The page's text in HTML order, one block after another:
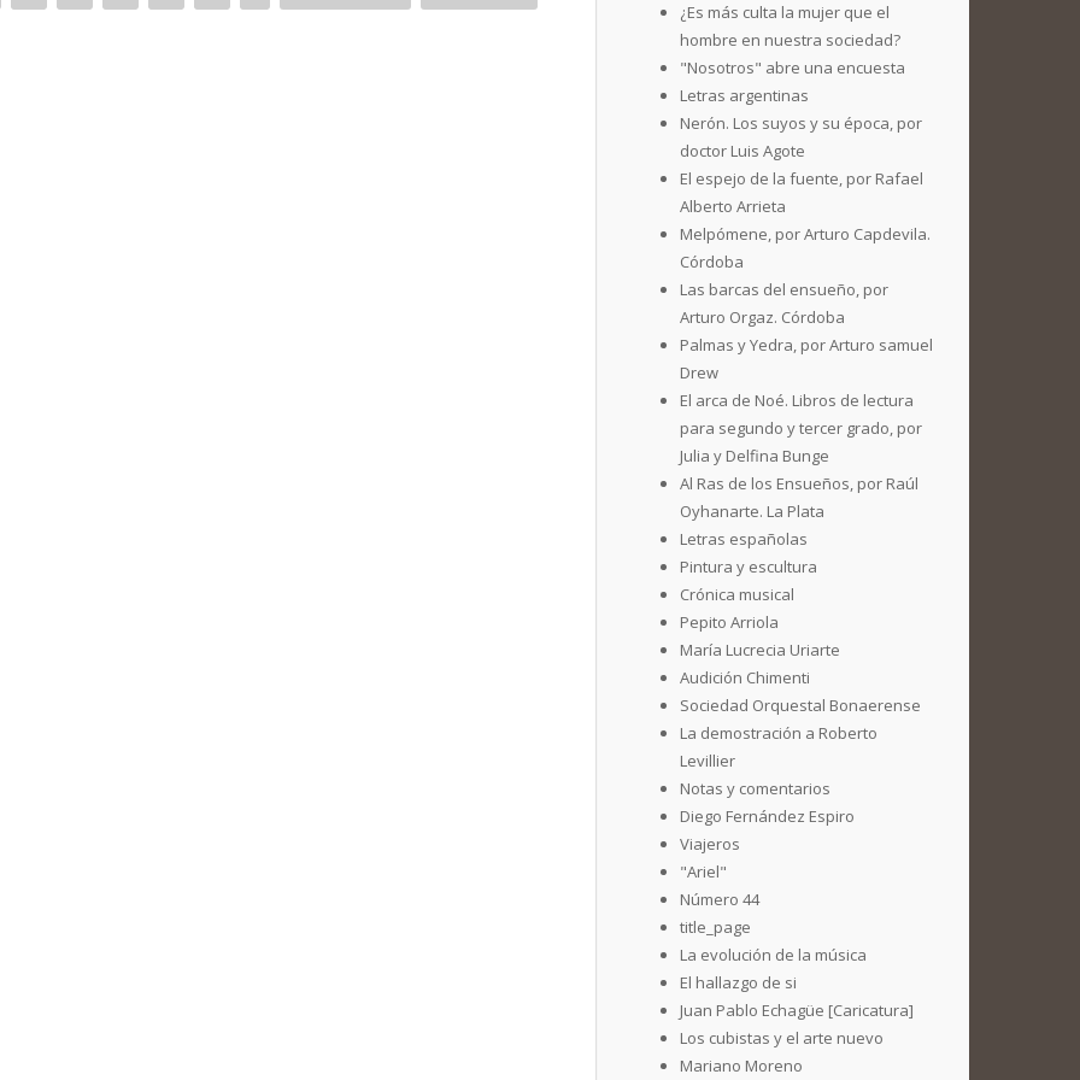
¿Es más culta la mujer que el
hombre en nuestra sociedad?
"Nosotros" abre una encuesta
Letras argentinas
Nerón. Los suyos y su época, por
doctor Luis Agote
El espejo de la fuente, por Rafael
Alberto Arrieta
Melpómene, por Arturo Capdevila.
Córdoba
Las barcas del ensueño, por
Arturo Orgaz. Córdoba
Palmas y Yedra, por Arturo samuel
Drew
El arca de Noé. Libros de lectura
para segundo y tercer grado, por
Julia y Delfina Bunge
Al Ras de los Ensueños, por Raúl
Oyhanarte. La Plata
Letras españolas
Pintura y escultura
Crónica musical
Pepito Arriola
María Lucrecia Uriarte
Audición Chimenti
Sociedad Orquestal Bonaerense
La demostración a Roberto
Levillier
Notas y comentarios
Diego Fernández Espiro
Viajeros
"Ariel"
Número 44
title_page
La evolución de la música
El hallazgo de si
Juan Pablo Echagüe [Caricatura]
Los cubistas y el arte nuevo
Mariano Moreno